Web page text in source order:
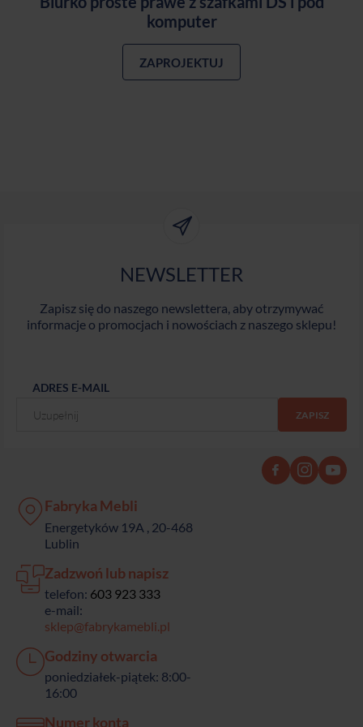
komputer
ZAPROJEKTUJ
NEWSLETTER
Zapisz się do naszego newslettera, aby otrzymywać
informacje o promocjach i nowościach z naszego sklepu!
ADRES E-MAIL
Fabryka Mebli
Energetyków 19A , 20-468
Lublin
Zadzwoń lub napisz
telefon: 603 923 333
e-mail:
sklep@fabrykamebli.pl
Godziny otwarcia
poniedziałek-piątek: 8:00-
16:00
Numer konta